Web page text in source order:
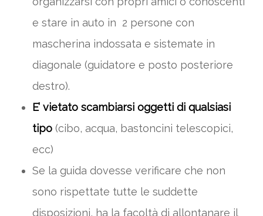
e stare in auto in 2 persone con
mascherina indossata e sistemate in
diagonale (guidatore e posto posteriore
destro).
E’ vietato scambiarsi oggetti di qualsiasi
tipo (cibo, acqua, bastoncini telescopici,
ecc)
Se la guida dovesse verificare che non
sono rispettate tutte le suddette
disposizioni, ha la facoltà di allontanare il